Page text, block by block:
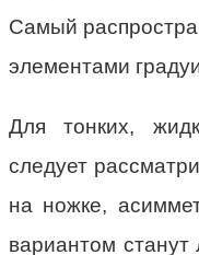
Самый
элементами
Для тонких,
следует
на ножке,
вариантом станут